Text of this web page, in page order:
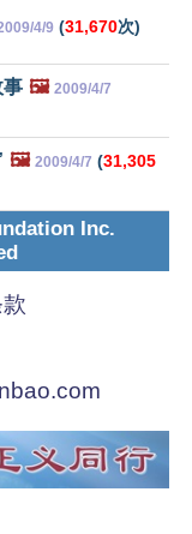
4/9 (31,670次)
事 🖼️ 2009/4/7
🖼️ 2009/4/7 (31,305
Inc.